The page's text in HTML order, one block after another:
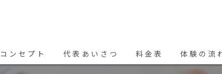
コンセプト 代表あいさつ 料金表 体験の流